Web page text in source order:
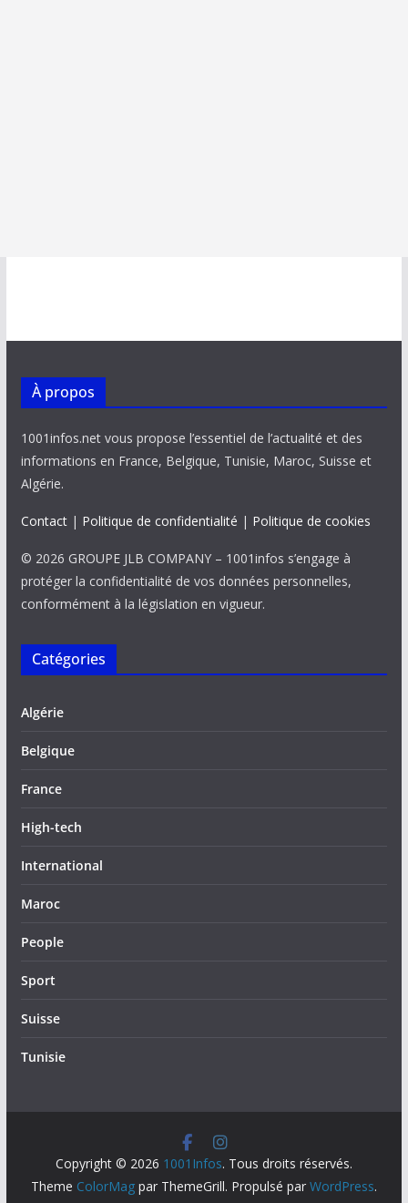
À propos
1001infos.net vous propose l’essentiel de l’actualité et des
informations en France, Belgique, Tunisie, Maroc, Suisse et
Algérie.
Contact| Politique de confidentialité | Politique de cookies
© 2026 GROUPE JLB COMPANY – 1001infos s’engage à
protéger la confidentialité de vos données personnelles,
conformément à la législation en vigueur.
Catégories
Algérie
Belgique
France
High-tech
International
Maroc
People
Sport
Suisse
Tunisie
Copyright © 2026 1001Infos. Tous droits réservés.
Theme ColorMagpar ThemeGrill. Propulsé par WordPress.